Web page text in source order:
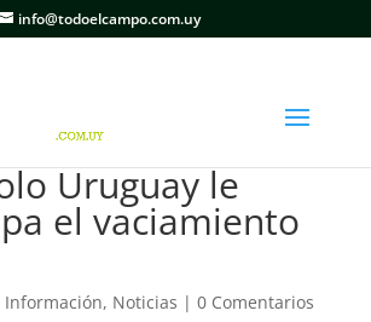
info@todoelcampo.com.uy
Uruguay le
el vaciamiento
Información, Noticias | 0 Comentarios